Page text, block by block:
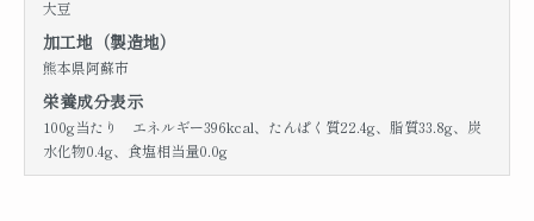
大豆
加工地（製造地）
熊本県阿蘇市
栄養成分表示
100g当たり エネルギー396kcal、たんぱく質22.4g、脂質33.8g、炭
水化物0.4g、食塩相当量0.0g